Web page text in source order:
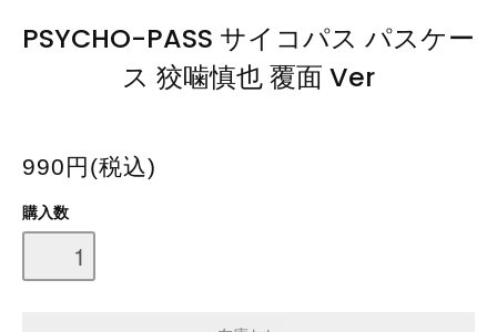
PSYCHO-PASS サイコパス パスケー
ス 狡噛慎也 覆面 Ver
990円(税込)
購入数